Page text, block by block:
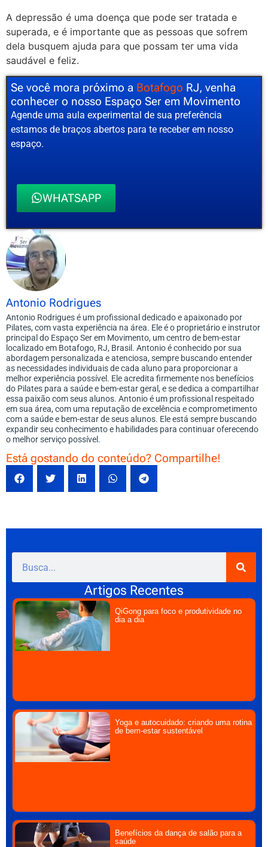
A depressão é uma doença que pode ser tratada e
superada, e é importante que as pessoas que sofrem
dela busquem ajuda para que possam ter uma vida
saudável e feliz.
Se você mora próximo a Botafogo RJ, venha
conhecer o nosso Espaço Ser em Movimento
Agende uma aula experimental de sua preferência
estamos de braços abertos para te receber em nosso
espaço.
WHATSAPP
Antonio Rodrigues
Antonio Rodrigues é um profissional dedicado e apaixonado por
Pilates, com vasta experiência na área. Ele é o proprietário e instrutor
principal do Espaço Ser em Movimento, um centro de bem-estar
localizado em Botafogo, RJ, Brasil. Antonio é conhecido por sua
abordagem personalizada e atenciosa, sempre buscando entender
as necessidades individuais de cada aluno para proporcionar a
melhor experiência possível. Ele acredita firmemente nos benefícios
do Pilates para a saúde e bem-estar geral, e se dedica a compartilhar
essa paixão com seus alunos. Antonio é um profissional respeitado
em sua área, com uma reputação de excelência e comprometimento
com a saúde e bem-estar de seus alunos. Ele está sempre buscando
expandir seu conhecimento e habilidades para continuar oferecendo
o melhor serviço possível.
Está gostando do conteúdo? Compartilhe!
Artigos Recentes
QiGong para foco e produtividade no
dia a dia
Yoga e autocuidado: criando uma rotina
de bem-estar sustentável
Benefícios da dança de salão para a
saúde